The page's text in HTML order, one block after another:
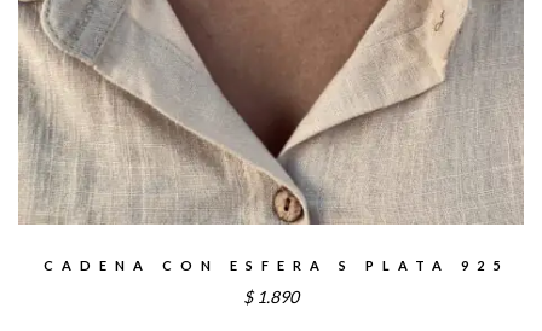
CADENA CON ESFERA S PLATA 925
$ 1.890